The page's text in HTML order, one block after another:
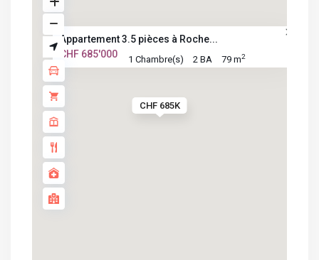
CHF 685K
Appartement 3.5 pièces à Roche...
CHF 685'000
1 Chambre(s) 2 BA 79 m2